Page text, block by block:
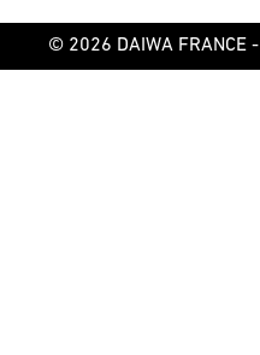
© 2026 DAIWA FRANCE -